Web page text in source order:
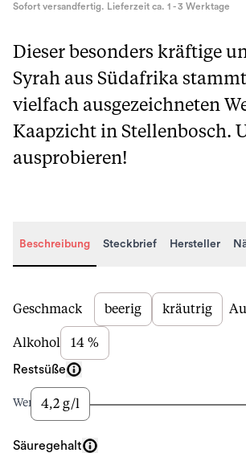
Sofort versandfertig. Lieferzeit ca. 1 - 3 Werktage
Dieser besonders kräftige
Syrah aus Südafrika
vielfach ausgezeichneten
Kaapzicht in Stellenbosch.
ausprobieren!
Beschreibung Steckbrief Hersteller
Beschreibung
Geschmack beerig kräutrig
Alkohol 14 %
Restsüße
Wenig4,2 g/l
Säuregehalt